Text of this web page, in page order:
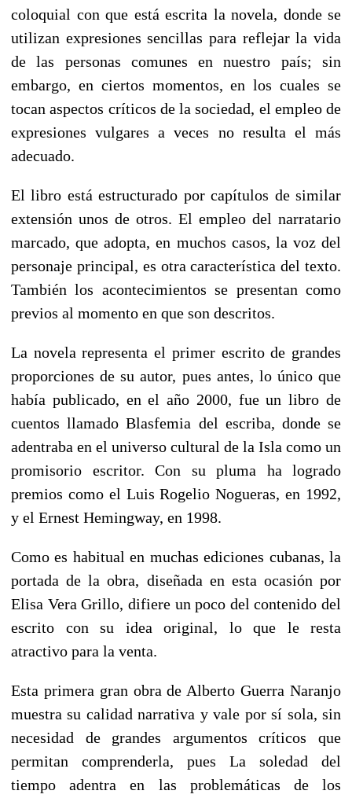
coloquial con que está escrita la novela, donde se
utilizan expresiones sencillas para reflejar la vida
de las personas comunes en nuestro país; sin
embargo, en ciertos momentos, en los cuales se
tocan aspectos críticos de la sociedad, el empleo de
expresiones vulgares a veces no resulta el más
adecuado.
El libro está estructurado por capítulos de similar
extensión unos de otros. El empleo del narratario
marcado, que adopta, en muchos casos, la voz del
personaje principal, es otra característica del texto.
También los acontecimientos se presentan como
previos al momento en que son descritos.
La novela representa el primer escrito de grandes
proporciones de su autor, pues antes, lo único que
había publicado, en el año 2000, fue un libro de
cuentos llamado Blasfemia del escriba, donde se
adentraba en el universo cultural de la Isla como un
promisorio escritor. Con su pluma ha logrado
premios como el Luis Rogelio Nogueras, en 1992,
y el Ernest Hemingway, en 1998.
Como es habitual en muchas ediciones cubanas, la
portada de la obra, diseñada en esta ocasión por
Elisa Vera Grillo, difiere un poco del contenido del
escrito con su idea original, lo que le resta
atractivo para la venta.
Esta primera gran obra de Alberto Guerra Naranjo
muestra su calidad narrativa y vale por sí sola, sin
necesidad de grandes argumentos críticos que
permitan comprenderla, pues La soledad del
tiempo adentra en las problemáticas de los